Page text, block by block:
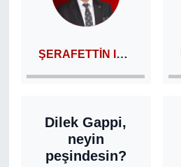
ŞERAFETTIN IŞIK
Dilek Gappi,
neyin
peşindesin?
RESMİ REKLAM